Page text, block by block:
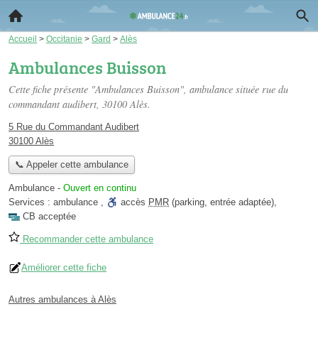
Accueil > Occitanie > Gard > Alès
Ambulances Buisson
Cette fiche présente "Ambulances Buisson", ambulance située rue du
commandant audibert, 30100 Alès.
5 Rue du Commandant Audibert
30100 Alès
📞 Appeler cette ambulance
Ambulance - Ouvert en continu
Services : ambulance , accès PMR (parking, entrée adaptée),
CB acceptée
Recommander cette ambulance
Améliorer cette fiche
Autres ambulances à Alès